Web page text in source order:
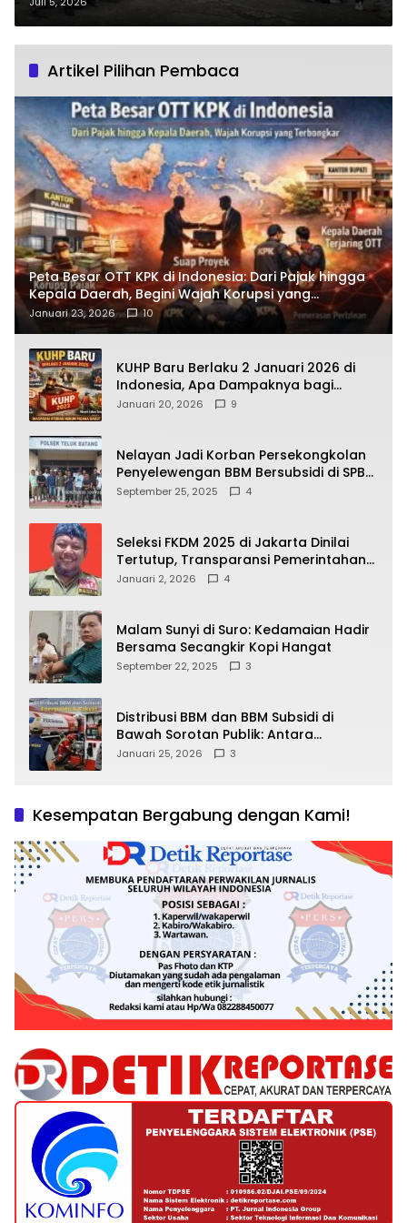
Kades Ciruluk dengan Aksi
Artikel Pilihan Pembaca
Peta Besar OTT KPK di Indonesia: Dari Pajak hingga
Kepala Daerah, Begini Wajah Korupsi yang
Terbongkar
Januari 23, 2026 10
KUHP Baru Berlaku 2 Januari 2026 di
Indonesia, Apa Dampaknya bagi
Kehidupan Warga? Ini Aturan Kunci
Januari 20, 2026 9
Nelayan Jadi Korban Persekongkolan
Penyelewengan BBM Bersubsidi di SPBU
64.78809 Teluk Batang
September 25, 2025 4
Seleksi FKDM 2025 di Jakarta Dinilai
Tertutup, Transparansi Pemerintahan
Pramono–Rano Dipertanyakan
Januari 2, 2026 4
Malam Sunyi di Suro: Kedamaian Hadir
Bersama Secangkir Kopi Hangat
September 22, 2025 3
Distribusi BBM dan BBM Subsidi di
Bawah Sorotan Publik: Antara
Kepentingan Negara, Hak Konsumen,
Januari 25, 2026 3
Kesempatan Bergabung dengan Kami!